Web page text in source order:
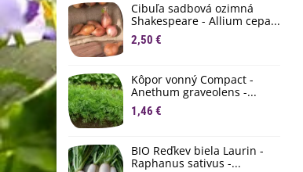
Cibuľa sadbová ozimná
Shakespeare - Allium cepa...
2,50 €
Kôpor vonný Compact -
Anethum graveolens -...
1,46 €
BIO Reďkev biela Laurin -
Raphanus sativus -...